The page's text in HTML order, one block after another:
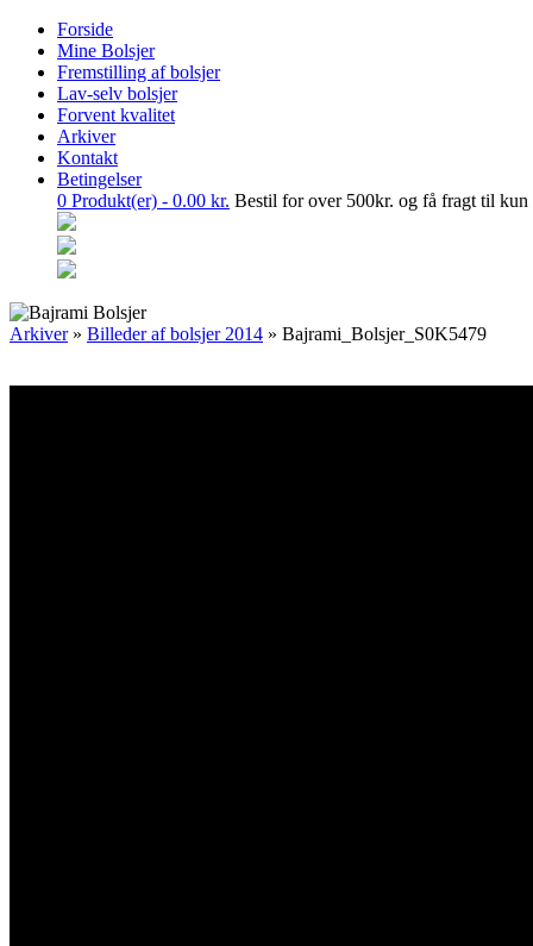
Forside
Mine Bolsjer
Fremstilling af bolsjer
Lav-selv bolsjer
Forvent kvalitet
Arkiver
Kontakt
Betingelser
0 Produkt(er) - 0.00 kr. Bestil for over 500kr. og få fragt til kun
Arkiver» Billeder af bolsjer 2014 » Bajrami_Bolsjer_S0K5479